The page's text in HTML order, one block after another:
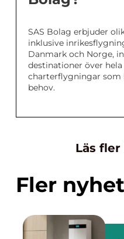
SAS Bolag erbjuder
inklusive
Danmark och Norge,
destinationer över
charterflygningar som
behov.
Läs
Fler